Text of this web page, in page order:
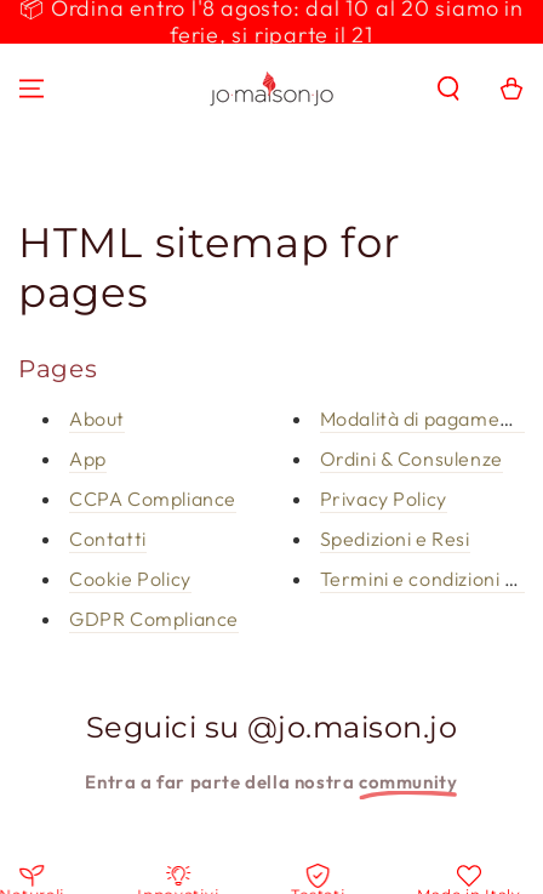
PASSA AL
📦 Ordina entro l'8 agosto: dal 10 al 20 siamo in
ferie, si riparte il 21
Carello
HTML sitemap for
pages
Pages
About
App
CCPA Compliance
Contatti
Cookie Policy
GDPR Compliance
Modalità di pagamento
Ordini & Consulenze
Privacy Policy
Spedizioni e Resi
Termini e condizioni
Seguici su @jo.maison.jo
Entra a far parte della nostracommunity